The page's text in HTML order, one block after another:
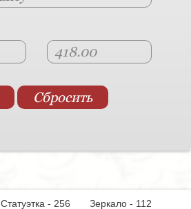
Статуэтка - 256
Зеркало - 112